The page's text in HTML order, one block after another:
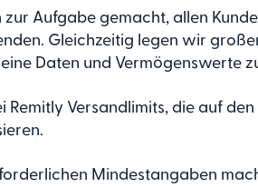
zur Aufgabe gemacht, allen
Gleichzeitig legen wir
Daten und Vermögenswerte
Remitly Versandlimits, die auf
Mindestangaben